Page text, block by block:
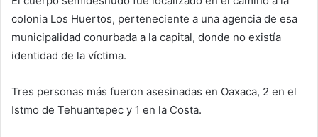
colonia Los Huertos, perteneciente a una agencia de esa
municipalidad conurbada a la capital, donde no existía
identidad de la víctima.
Tres personas más fueron asesinadas en Oaxaca, 2 en el
Istmo de Tehuantepec y 1 en la Costa.